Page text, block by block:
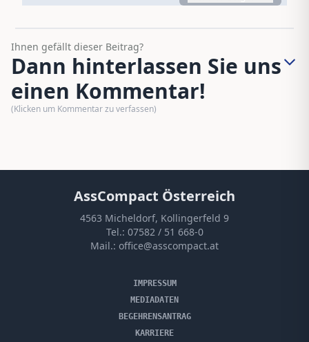
Ihnen gefällt dieser Beitrag?
Dann hinterlassen Sie uns
einen Kommentar!
(Klicken um Kommentar zu verfassen)
AssCompact Österreich
4563 Micheldorf, Kollingerfeld 9
Tel.: 07582 / 51 668-0
Mail.: office@asscompact.at
IMPRESSUM
MEDIADATEN
BEGEHRENSANTRAG
KARRIERE